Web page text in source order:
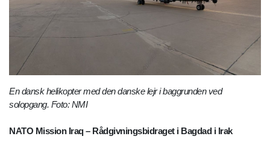
En dansk helikopter med den danske lejr i baggrunden ved
solopgang. Foto: NMI
NATO Mission Iraq – Rådgivningsbidraget i Bagdad i Irak